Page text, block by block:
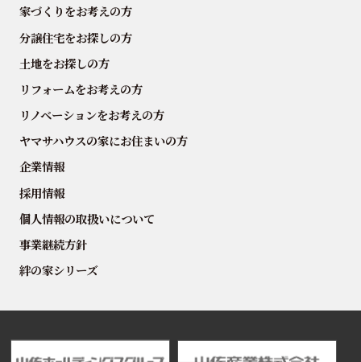
家づくりをお考えの方
分譲住宅をお探しの方
土地をお探しの方
リフォームをお考えの方
リノベーションをお考えの方
ヤマサハウスの家にお住まいの方
企業情報
採用情報
個人情報の取扱いについて
事業継続方針
絆の家シリーズ